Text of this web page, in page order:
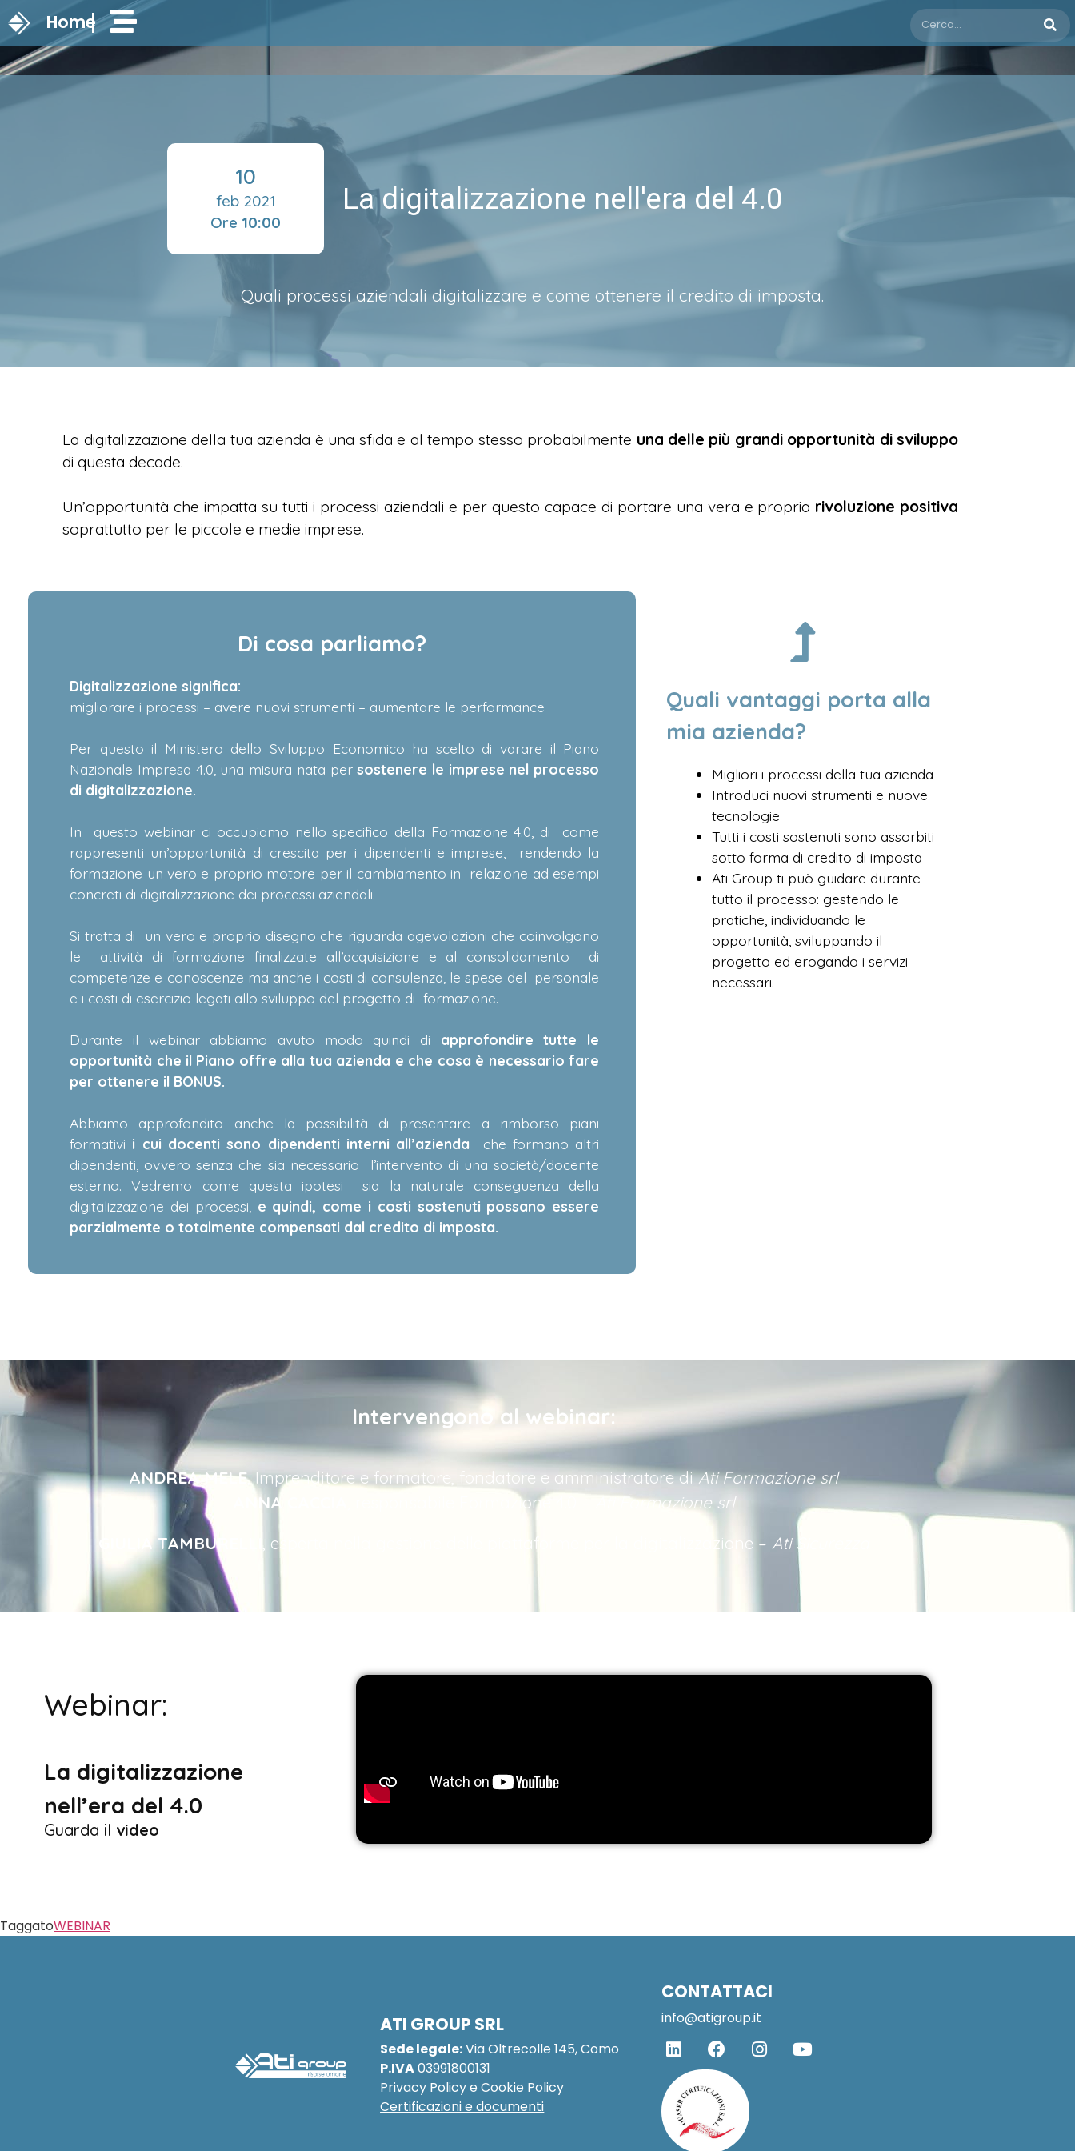
Home
10
feb 2021
Ore 10:00
La digitalizzazione nell'era del 4.0
Quali processi aziendali digitalizzare e come ottenere il credito di imposta.
La digitalizzazione della tua azienda è una sfida e al tempo stesso probabilmente una delle più grandi opportunità di sviluppo
di questa decade.
Un’opportunità che impatta su tutti i processi aziendali e per questo capace di portare una vera e propria rivoluzione positiva
soprattutto per le piccole e medie imprese.
Di cosa parliamo?
Digitalizzazione significa:
migliorare i processi – avere nuovi strumenti – aumentare le performance
Per questo il Ministero dello Sviluppo Economico ha scelto di varare il Piano
Nazionale Impresa 4.0, una misura nata persostenere le imprese nel processo
di digitalizzazione.
In questo webinar ci occupiamo nello specifico della Formazione 4.0, di come
rappresenti un’opportunità di crescita per i dipendenti e imprese, rendendo la
formazione un vero e proprio motore per il cambiamento in relazione ad esempi
concreti di digitalizzazione dei processi aziendali.
Si tratta di un vero e proprio disegno che riguarda agevolazioni che coinvolgono
le attività di formazione finalizzate all’acquisizione e al consolidamento di
competenze e conoscenze ma anche i costi di consulenza, le spese del personale
e i costi di esercizio legati allo sviluppo del progetto di formazione.
Durante il webinar abbiamo avuto modo quindi di approfondire tutte le
opportunità che il Piano offre alla tua azienda e che cosa è necessario fare
per ottenere il BONUS.
Abbiamo approfondito anche la possibilità di presentare a rimborso piani
formativi i cui docenti sono dipendenti interni all’azienda che formano altri
dipendenti, ovvero senza che sia necessario l’intervento di una società/docente
esterno. Vedremo come questa ipotesi sia la naturale conseguenza della
digitalizzazione dei processi, e quindi, come i costi sostenuti possano essere
parzialmente o totalmente compensati dal credito di imposta.
Quali vantaggi porta alla
mia azienda?
Migliori i processi della tua azienda
Introduci nuovi strumenti e nuove
tecnologie
Tutti i costi sostenuti sono assorbiti
sotto forma di credito di imposta
Ati Group ti può guidare durante
tutto il processo: gestendo le
pratiche, individuando le
opportunità, sviluppando il
progetto ed erogando i servizi
necessari.
Intervengono al webinar:
ANDREA MELE,Imprenditore e formatore, fondatore e amministratore diAti Formazione srl
ANNA CACCIA
, responsabile Formazione 4.0 –
Ati Formazione srl
GIULIA TAMBURELLI , esperta nella gestione delle piattaforme per la digitalizzazione – Ati Sicurezza
Webinar:
La digitalizzazione
nell’era del 4.0
Guarda il video
TaggatoWEBINAR
ATI GROUP SRL
Sede legale:Via Oltrecolle 145, Como
P.IVA03991800131
Privacy Policy e Cookie Policy
Certificazioni e documenti
CONTATTACI
info@atigroup.it